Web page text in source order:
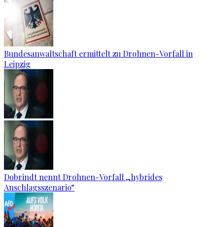
Bundesanwaltschaft ermittelt zu Drohnen-Vorfall in
Leipzig
Dobrindt nennt Drohnen-Vorfall „hybrides
Anschlagsszenario“